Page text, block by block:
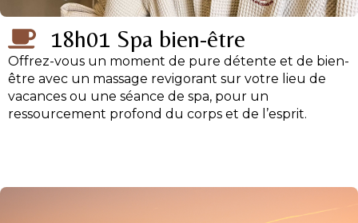
18h01 Spa bien-être
Offrez-vous un moment de pure détente et de bien-
être avec un massage revigorant sur votre lieu de
vacances ou une séance de spa, pour un
ressourcement profond du corps et de l’esprit.